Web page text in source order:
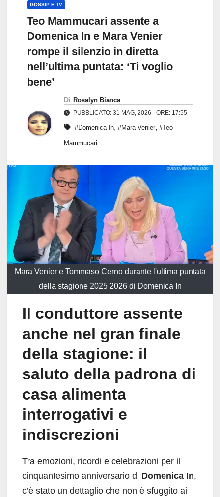
GOSSIP E TV
Teo Mammucari assente a
Domenica In e Mara Venier
rompe il silenzio in diretta
nell’ultima puntata: ‘Ti voglio
bene’
Di Rosalyn Bianca
PUBBLICATO: 31 MAG, 2026 - ORE: 17:55
#Domenica In, #Mara Venier, #Teo
Mammucari
Mara Venier e Tommaso Cerno durante l'ultima puntata
della stagione 2025 2026 di Domenica In
Il conduttore assente
anche nel gran finale
della stagione: il
saluto della padrona di
casa alimenta
interrogativi e
indiscrezioni
Tra emozioni, ricordi e celebrazioni per il
cinquantesimo anniversario di Domenica In,
c’è stato un dettaglio che non è sfuggito ai